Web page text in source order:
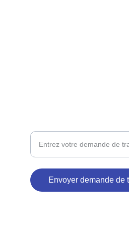
Envoyer demande de